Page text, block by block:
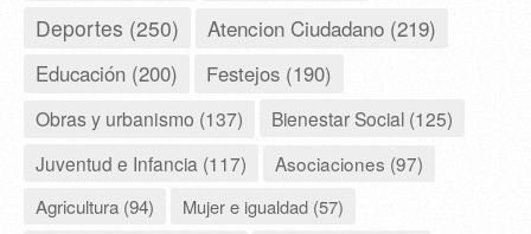
Deportes (250) Atencion Ciudadano (219)
Educación (200) Festejos (190)
Obras y urbanismo (137)
Bienestar Social (125)
Juventud e Infancia (117)
Asociaciones (97)
Agricultura (94)
Mujer e igualdad (57)